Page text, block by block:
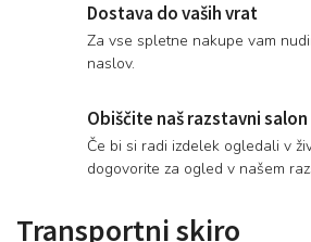
Dostava do vaših vrat
Za vse spletne nakupe vam
naslov.
Obiščite naš razstavni salon
Če bi si radi izdelek ogledali v
dogovorite za ogled v našem
Transportni skiro